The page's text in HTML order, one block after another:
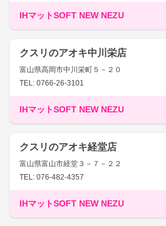
IHマットSOFT NEW NEZU
クスリのアオキ中川栄店
富山県高岡市中川栄町５－２０
TEL: 0766-26-3101
IHマットSOFT NEW NEZU
クスリのアオキ経堂店
富山県富山市経堂３－７－２２
TEL: 076-482-4357
IHマットSOFT NEW NEZU